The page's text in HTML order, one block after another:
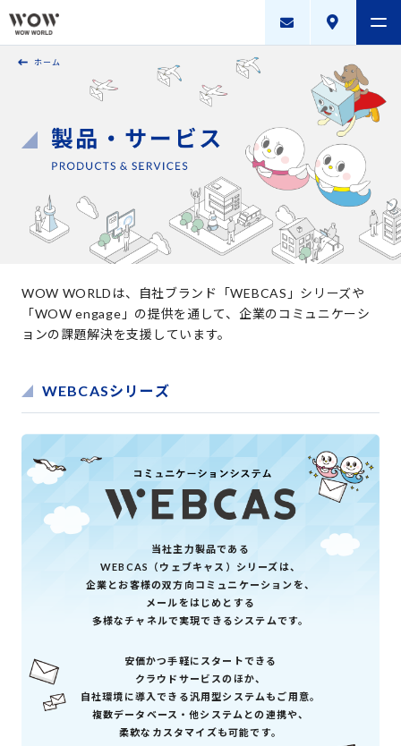
会社案内
採用案内
ニュースリリース
｜ 個人情報保護方針 ｜ 情報セキュリティ方針 ｜
Copyright © WOW WORLD Inc. All Rights Reserved.
ホーム
WOW WORLDは、自社ブランド「WEBCAS」シリーズや
「WOW engage」の提供を通して、 企業のコミュニケーシ
ョンの課題解決を支援しています。
WEBCASシリーズ
当社主力製品である
WEBCAS（ウェブキャス）シリーズは、
企業とお客様の双方向コミュニケーションを、
メールをはじめとする
多様なチャネルで実現できるシステムです。
安価かつ手軽にスタートできる
クラウドサービスのほか、
自社環境に導入できる汎用型システムもご用意。
複数データベース・他システムとの連携や、
柔軟なカスタマイズも可能です。